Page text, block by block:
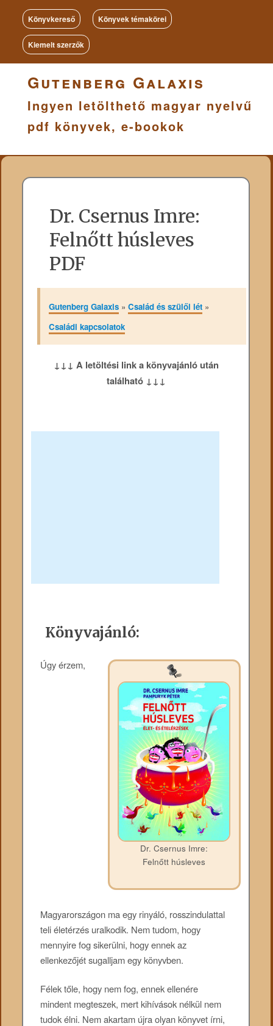
Könyvkereső Könyvek témakörei
Kiemelt szerzők
Gutenberg Galaxis
Ingyen letölthető magyar nyelvű
pdf könyvek, e-bookok
Dr. Csernus Imre:
Felnőtt húsleves
PDF
Gutenberg Galaxis» Család és szülői lét»
Családi kapcsolatok
↓↓↓ A letöltési link a könyvajánló után
található ↓↓↓
Könyvajánló:
Dr. Csernus Imre:
Felnőtt húsleves
Úgy érzem,
Magyarországon ma egy rinyáló, rosszindulattal
teli életérzés uralkodik. Nem tudom, hogy
mennyire fog sikerülni, hogy ennek az
ellenkezőjét sugalljam egy könyvben.
Félek tőle, hogy nem fog, ennek ellenére
mindent megteszek, mert kihívások nélkül nem
tudok élni. Nem akartam újra olyan könyvet írni,